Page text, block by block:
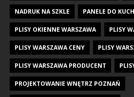
NADRUK NA SZKLE PANELE DO
PLISY OKIENNE WARSZAWA PLISY
PLISY WARSZAWA CENY PLISY
PLISY WARSZAWA PRODUCENT
PROJEKTOWANIE WNĘTRZ POZNAŃ